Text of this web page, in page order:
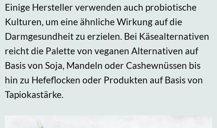
Einige Hersteller verwenden auch probiotische
Kulturen, um eine ähnliche Wirkung auf die
Darmgesundheit zu erzielen. Bei Käsealternativen
reicht die Palette von veganen Alternativen auf
Basis von Soja, Mandeln oder Cashewnüssen bis
hin zu Hefeflocken oder Produkten auf Basis von
Tapiokastärke.